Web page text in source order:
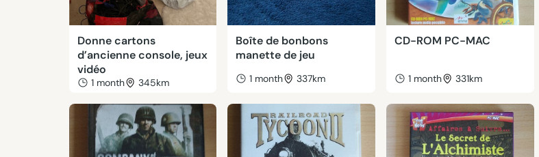
Donne cartons
d’ancienne console, jeux
vidéo
1 month 345km
Boîte de bonbons
manette de jeu
1 month 337km
CD-ROM PC-MAC
1 month 331km